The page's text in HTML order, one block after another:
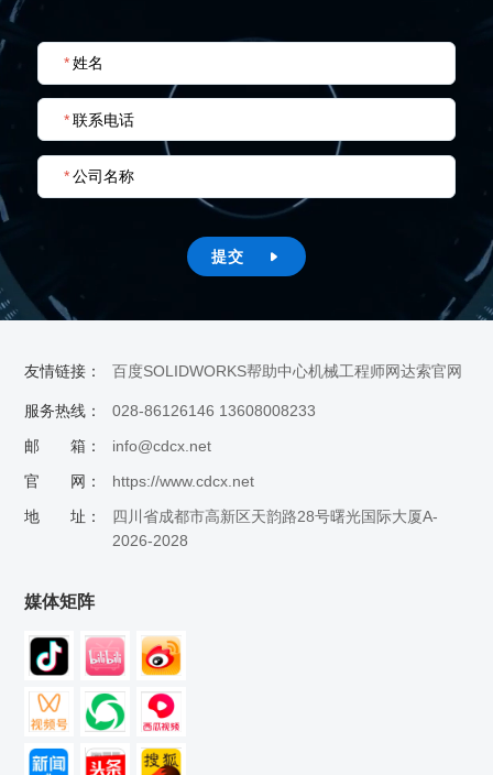
* 姓名
* 联系电话
* 公司名称
提交 
友情链接： 百度SOLIDWORKS帮助中心机械工程师网达索官网
服务热线：
028-86126146 13608008233
邮 箱：
info@cdcx.net
官 网：
https://www.cdcx.net
地 址：
四川省成都市高新区天韵路28号曙光国际大厦A-
2026-2028
媒体矩阵